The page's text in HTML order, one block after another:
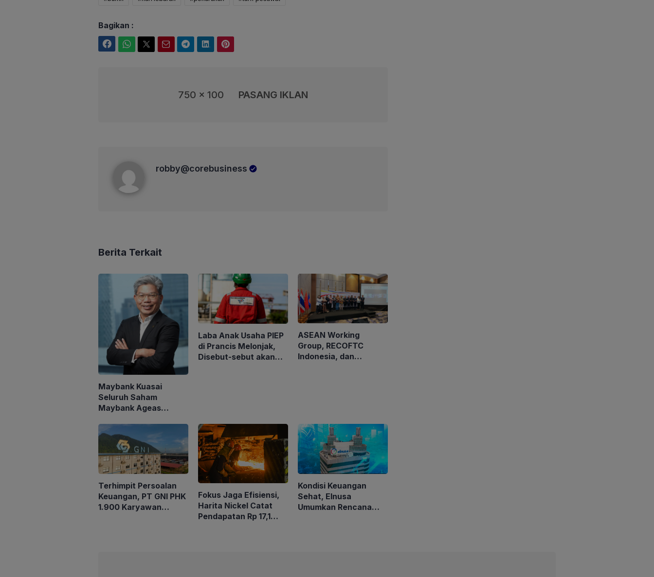
Bagikan :
750 x 100 PASANG IKLAN
robby@corebusiness
Berita Terkait
Maybank Kuasai
Seluruh Saham
Maybank Ageas
Laba Anak Usaha PIEP
di Prancis Melonjak,
Disebut-sebut akan
ASEAN Working
Group, RECOFTC
Indonesia, dan
Terhimpit Persoalan
Keuangan, PT GNI PHK
1.900 Karyawan
Fokus Jaga Efisiensi,
Harita Nickel Catat
Pendapatan Rp 17,1
Kondisi Keuangan
Sehat, Elnusa
Umumkan Rencana